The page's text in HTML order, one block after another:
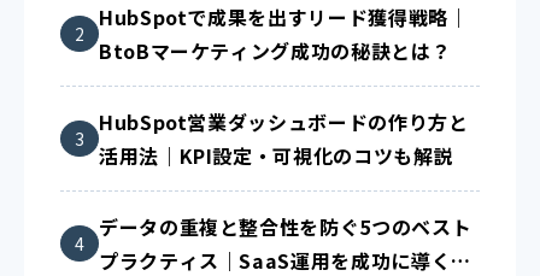
HubSpotで成果を出すリード獲得戦略｜
BtoBマーケティング成功の秘訣とは？
HubSpot営業ダッシュボードの作り方と
活用法｜KPI設定・可視化のコツも解説
データの重複と整合性を防ぐ5つのベスト
プラクティス｜SaaS運用を成功に導く方